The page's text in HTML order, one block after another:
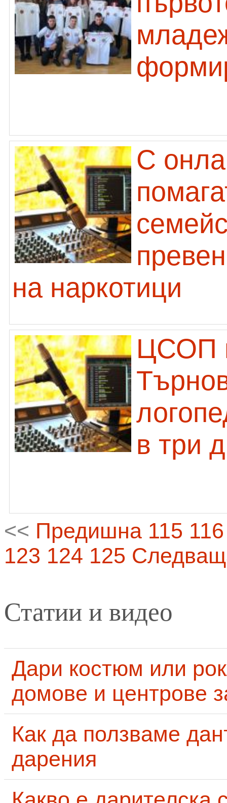
С
на наркотици
ЦСОП
в три
<< Предишна 115 116
123 124 125
Статии и видео
Дари костюм или
домове и центрове
Как да ползваме
дарения